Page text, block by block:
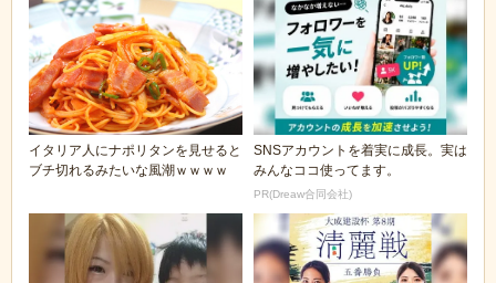
イタリア人にナポリタンを見せると
ブチ切れるみたいな風潮ｗｗｗｗ
SNSアカウントを着実に成長。実は
みんなココ使ってます。
PR(Dreaw合同会社)